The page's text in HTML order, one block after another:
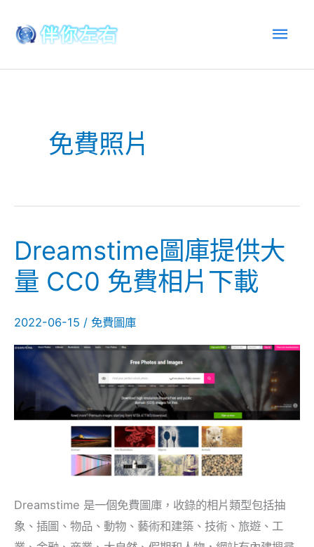
容
主
選
免費照片
Dreamstime圖庫提供大
量 CC0 免費相片下載
2022-06-15 / 免費圖庫
Dreamstime 是一個免費圖庫，收錄的相片類型包括抽
象、插圖、物品、動物、藝術和建築、技術、旅遊、工
Dreamstime
庫
供
大
CC0
免
下
載